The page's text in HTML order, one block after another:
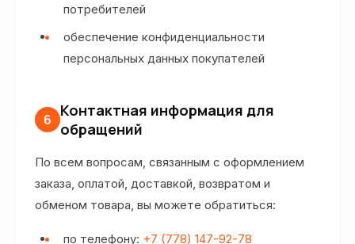
потребителей
обеспечение конфиденциальности
персональных данных покупателей
6 Контактная информация для
обращений
По всем вопросам, связанным с оформлением
заказа, оплатой, доставкой, возвратом и
обменом товара, вы можете обратиться:
по телефону: +7 (778) 147-92-78